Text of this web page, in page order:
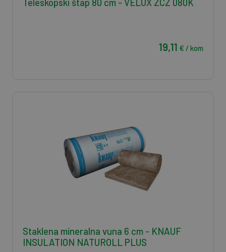
Teleskopski štap 80 cm - VELUX ZCZ 080K
19,11 € / kom
Staklena mineralna vuna 6 cm - KNAUF
INSULATION NATUROLL PLUS